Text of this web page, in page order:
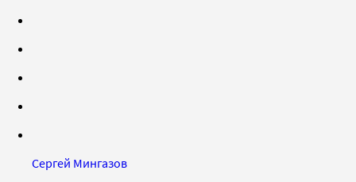
Сергей Мингазов